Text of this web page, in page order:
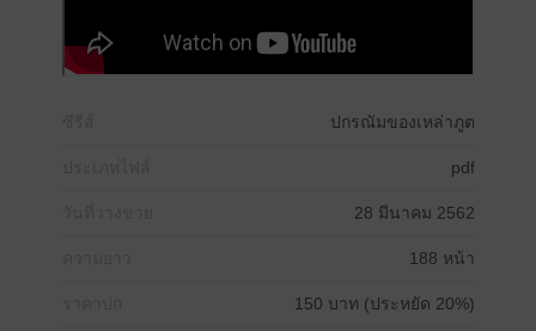
ปกรณัมของเหล่าภูต
pdf
28 มีนาคม 2562
188 หน้า
150 บาท (ประหยัด 20%)